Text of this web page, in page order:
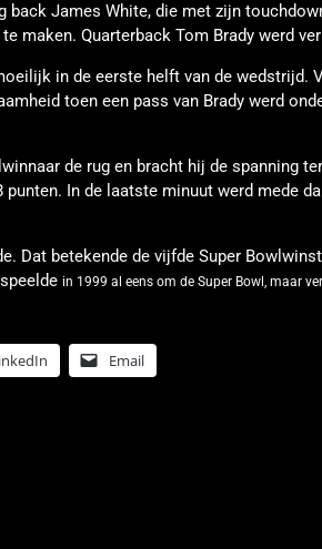
back James White, die met zijn
maken. Quarterback Tom Brady werd
in de eerste helft van de wedstrijd.
toen een pass van Brady werd
de rug en bracht hij de spanning
In de laatste minuut werd mede
Dat betekende de vijfde Super
in 1999 al eens om de Super Bowl, maar
Email